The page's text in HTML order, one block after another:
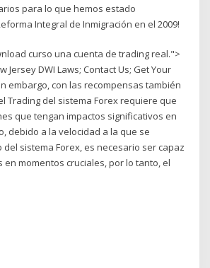
para lo que hemos estado
Integral de Inmigración en el 2009!
curso una cuenta de trading real.">
Jersey DWI Laws; Contact Us; Get Your
embargo, con las recompensas también
Trading del sistema Forex requiere que
que tengan impactos significativos en
debido a la velocidad a la que se
del sistema Forex, es necesario ser capaz
en momentos cruciales, por lo tanto, el